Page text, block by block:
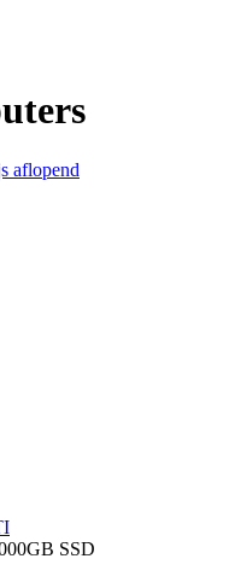
aflopend
SSD